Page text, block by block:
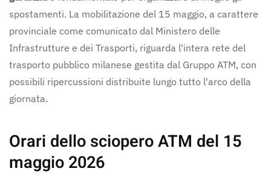
spostamenti. La mobilitazione del 15 maggio, a carattere
provinciale come comunicato dal Ministero delle
Infrastrutture e dei Trasporti, riguarda l'intera rete del
trasporto pubblico milanese gestita dal Gruppo ATM, con
possibili ripercussioni distribuite lungo tutto l'arco della
giornata.
Orari dello sciopero ATM del 15
maggio 2026